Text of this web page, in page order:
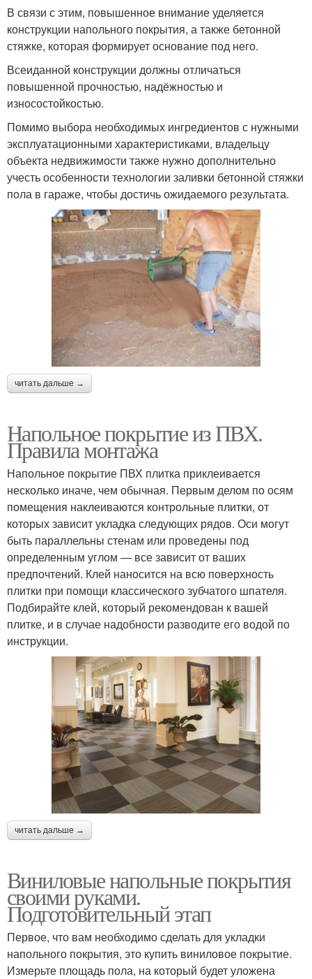
В связи с этим, повышенное внимание уделяется
конструкции напольного покрытия, а также бетонной
стяжке, которая формирует основание под него.
Всеиданной конструкции должны отличаться
повышенной прочностью, надёжностью и
износостойкостью.
Помимо выбора необходимых ингредиентов с нужными
эксплуатационными характеристиками, владельцу
объекта недвижимости также нужно дополнительно
учесть особенности технологии заливки бетонной стяжки
пола в гараже, чтобы достичь ожидаемого результата.
читать дальше →
Напольное покрытие из ПВХ.
Правила монтажа
Напольное покрытие ПВХ плитка приклеивается
несколько иначе, чем обычная. Первым делом по осям
помещения наклеиваются контрольные плитки, от
которых зависит укладка следующих рядов. Оси могут
быть параллельны стенам или проведены под
определенным углом — все зависит от ваших
предпочтений. Клей наносится на всю поверхность
плитки при помощи классического зубчатого шпателя.
Подбирайте клей, который рекомендован к вашей
плитке, и в случае надобности разводите его водой по
инструкции.
читать дальше →
Виниловые напольные покрытия
своими руками.
Подготовительный этап
Первое, что вам необходимо сделать для укладки
напольного покрытия, это купить виниловое покрытие.
Измерьте площадь пола, на который будет уложена